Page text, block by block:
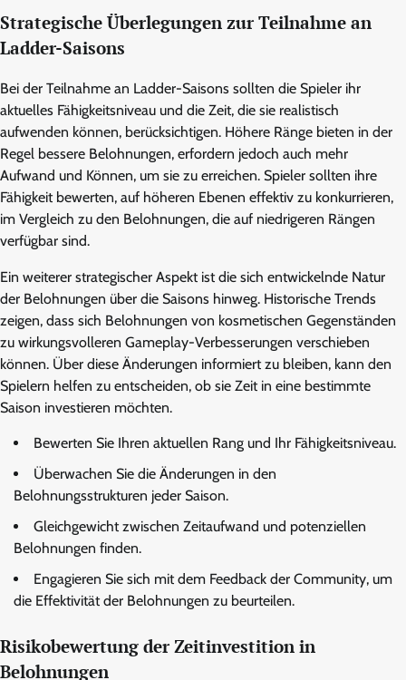
Strategische Überlegungen zur Teilnahme an
Ladder-Saisons
Bei der Teilnahme an Ladder-Saisons sollten die Spieler ihr
aktuelles Fähigkeitsniveau und die Zeit, die sie realistisch
aufwenden können, berücksichtigen. Höhere Ränge bieten in der
Regel bessere Belohnungen, erfordern jedoch auch mehr
Aufwand und Können, um sie zu erreichen. Spieler sollten ihre
Fähigkeit bewerten, auf höheren Ebenen effektiv zu konkurrieren,
im Vergleich zu den Belohnungen, die auf niedrigeren Rängen
verfügbar sind.
Ein weiterer strategischer Aspekt ist die sich entwickelnde Natur
der Belohnungen über die Saisons hinweg. Historische Trends
zeigen, dass sich Belohnungen von kosmetischen Gegenständen
zu wirkungsvolleren Gameplay-Verbesserungen verschieben
können. Über diese Änderungen informiert zu bleiben, kann den
Spielern helfen zu entscheiden, ob sie Zeit in eine bestimmte
Saison investieren möchten.
Bewerten Sie Ihren aktuellen Rang und Ihr Fähigkeitsniveau.
Überwachen Sie die Änderungen in den
Belohnungsstrukturen jeder Saison.
Gleichgewicht zwischen Zeitaufwand und potenziellen
Belohnungen finden.
Engagieren Sie sich mit dem Feedback der Community, um
die Effektivität der Belohnungen zu beurteilen.
Risikobewertung der Zeitinvestition in
Belohnungen